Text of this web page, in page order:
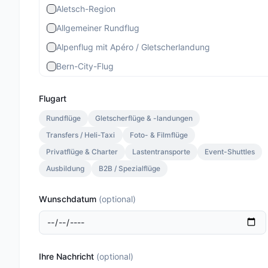
Aletsch-Region
Allgemeiner Rundflug
Alpenflug mit Apéro / Gletscherlandung
Bern-City-Flug
Berner-Altstadt-Flug
Bernina-Gletscherflug
Gourmet Standard
Lauterbrunnen 13 Min.
Lauterbrunnen Jungfraujoch 20 Min.
Flugart
Rundflüge
Gletscherflüge & -landungen
Transfers / Heli-Taxi
Foto- & Filmflüge
Privatflüge & Charter
Lastentransporte
Event-Shuttles
Ausbildung
B2B / Spezialflüge
Wunschdatum (optional)
Ihre Nachricht (optional)